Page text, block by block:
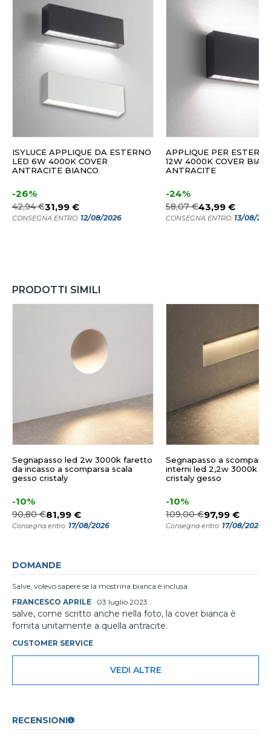
ISYLUCE APPLIQUE DA ESTERNO
LED 6W 4000K COVER
ANTRACITE BIANCO
-26%
42,94 €31,99 €
CONSEGNA ENTRO: 12/08/2026
APPLIQUE PER
12W 4000K COVER
ANTRACITE
-24%
58,07 €43,99 €
CONSEGNA ENTRO: 13/08/
PRODOTTI SIMILI
Segnapasso led 2w 3000k faretto
da incasso a scomparsa scala
gesso cristaly
-10%
90,80 €81,99 €
Consegna entro: 17/08/2026
Segnapasso a
interni led 2,2w 3000k da
cristaly gesso
-10%
109,00 €97,99 €
Consegna entro: 17/08/2026
DOMANDE
Salve, volevo sapere se la mostrina bianca è inclusa
FRANCESCO APRILE · 03 luglio 2023
salve, come scritto anche nella foto, la cover bianca è
fornita unitamente a quella antracite.
CUSTOMER SERVICE
VEDI ALTRE
RECENSIONI